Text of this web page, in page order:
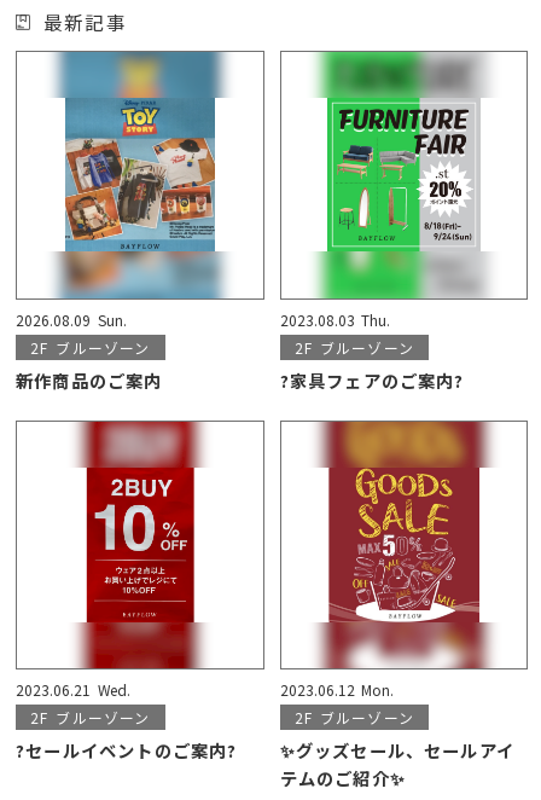
最新記事
2026.08.09 Sun.
2F ブルーゾーン
新作商品のご案内
2023.08.03 Thu.
2F ブルーゾーン
?家具フェアのご案内?
2023.06.21 Wed.
2F ブルーゾーン
?セールイベントのご案内?
2023.06.12 Mon.
2F ブルーゾーン
✨グッズセール、セールアイ
テムのご紹介✨